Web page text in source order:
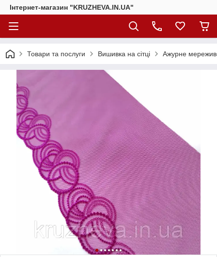
Інтернет-магазин "KRUZHEVA.IN.UA"
Товари та послуги Вишивка на сітці Ажурне